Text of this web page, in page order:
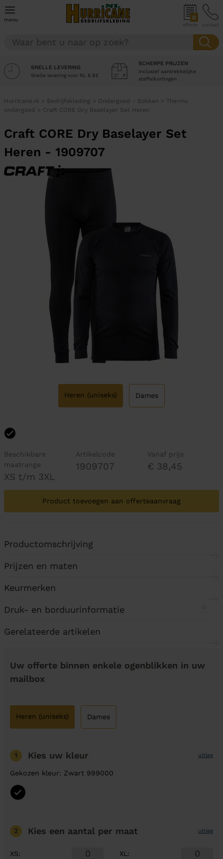
menu 0
offerte contact
SNELLE LEVERING
Snelle levering voor NL & BE
SCHERPE PRIJZEN
Inclusief aantrekkelijke
staffelkortingen
Hurricane.nl > Bedrijfskleding > Ondergoed - Sokken > Thermo
ondergoed
> Craft CORE Dry Baselayer Set Heren
Craft CORE Dry Baselayer Set
Heren - 1909707
Heren (uniseks) Dames
Beschikbare
maatrange
XS t/m 3XL
Artikelcode
1909707
Vanaf prijs
€ 38,45
Product toevoegen aan offerteaanvraag
Productomschrijving
Prijzen en maten
Keurmerken
Druk- en borduurinformatie
Gerelateerde artikelen
Uw offerte binnen enkele ogenblikken in uw
mailbox
Heren (uniseks) Dames
1 Kies uw kleur uitleg
Gekozen kleur: Zwart 999000
2 Kies een aantal per maat uitleg
XS: XL :